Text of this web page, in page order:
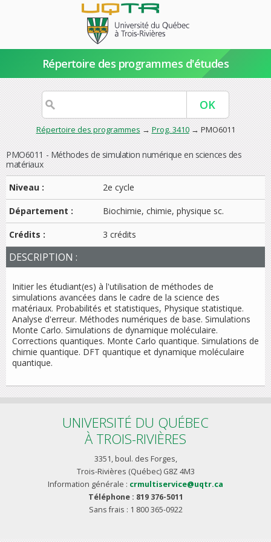
Répertoire des programmes d'études
Répertoire des programmes → Prog. 3410→ PMO6011
PMO6011 - Méthodes de simulation numérique en sciences des
matériaux
Niveau :
2e cycle
Département : Biochimie, chimie, physique sc.
Crédits : 3 crédits
DESCRIPTION :
Initier les étudiant(es) à l'utilisation de méthodes de
simulations avancées dans le cadre de la science des
matériaux. Probabilités et statistiques, Physique statistique.
Analyse d'erreur. Méthodes numériques de base. Simulations
Monte Carlo. Simulations de dynamique moléculaire.
Corrections quantiques. Monte Carlo quantique. Simulations de
chimie quantique. DFT quantique et dynamique moléculaire
quantique.
UNIVERSITÉ DU QUÉBEC
À TROIS-RIVIÈRES
3351, boul. des Forges,
Trois-Rivières (Québec) G8Z 4M3
Information générale : crmultiservice@uqtr.ca
Téléphone : 819 376-5011
Sans frais : 1 800 365-0922